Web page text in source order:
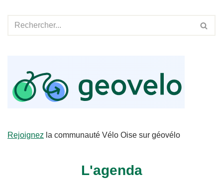
Rejoignez la communauté Vélo Oise sur géovélo
L'agenda